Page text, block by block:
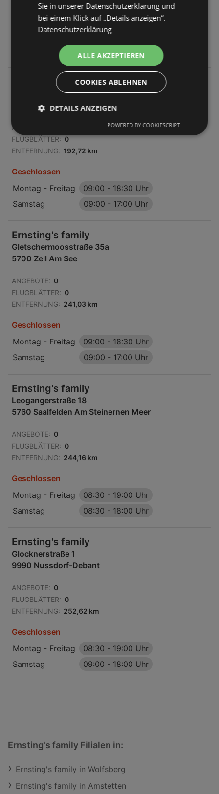
ENTFERNUNG:
185,46 km
Geschlossen
Montag - Samstag
Ernsting's family
Salurner Straße 38 (top L5
6330 Kufstein
ANGEBOTE:
FLUGBLÄTTER: 0
ENTFERNUNG: 192,72 km
Geschlossen
Montag - Freitag
09:00 - 18:30 Uhr
Samstag
09:00 - 17:00 Uhr
Ernsting's family
Gletschermoosstraße 35a
5700 Zell Am See
ANGEBOTE: 0
FLUGBLÄTTER: 0
ENTFERNUNG: 241,03 km
Geschlossen
Montag - Freitag
09:00 - 18:30 Uhr
Samstag
09:00 - 17:00 Uhr
Ernsting's family
Leogangerstraße 18
5760 Saalfelden Am Steinernen Meer
ANGEBOTE: 0
FLUGBLÄTTER: 0
ENTFERNUNG: 244,16 km
Geschlossen
Montag - Freitag
08:30 - 19:00 Uhr
Samstag
08:30 - 18:00 Uhr
Ernsting's family
Glocknerstraße 1
9990 Nussdorf-Debant
ANGEBOTE: 0
FLUGBLÄTTER: 0
ENTFERNUNG: 252,62 km
Geschlossen
Montag - Freitag
08:30 - 19:00 Uhr
Samstag
09:00 - 18:00 Uhr
Ernsting's family Filialen in:
Ernsting's family in Wolfsberg
Ernsting's family in Amstetten
Sie in unserer Datenschutzerklärung und
bei einem Klick auf „Details anzeigen“.
Datenschutzerklärung
ALLE AKZEPTIEREN
COOKIES ABLEHNEN
DETAILS ANZEIGEN
POWERED BY COOKIESCRIPT